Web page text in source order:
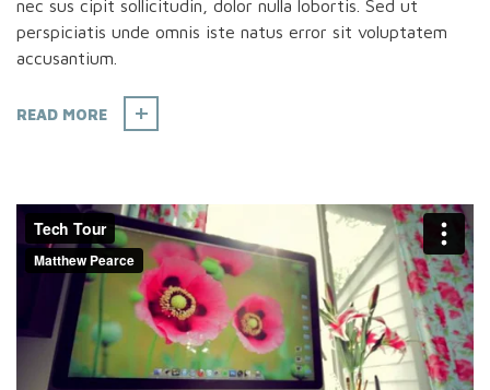
nec sus cipit sollicitudin, dolor nulla lobortis. Sed ut
perspiciatis unde omnis iste natus error sit voluptatem
accusantium.
READ MORE